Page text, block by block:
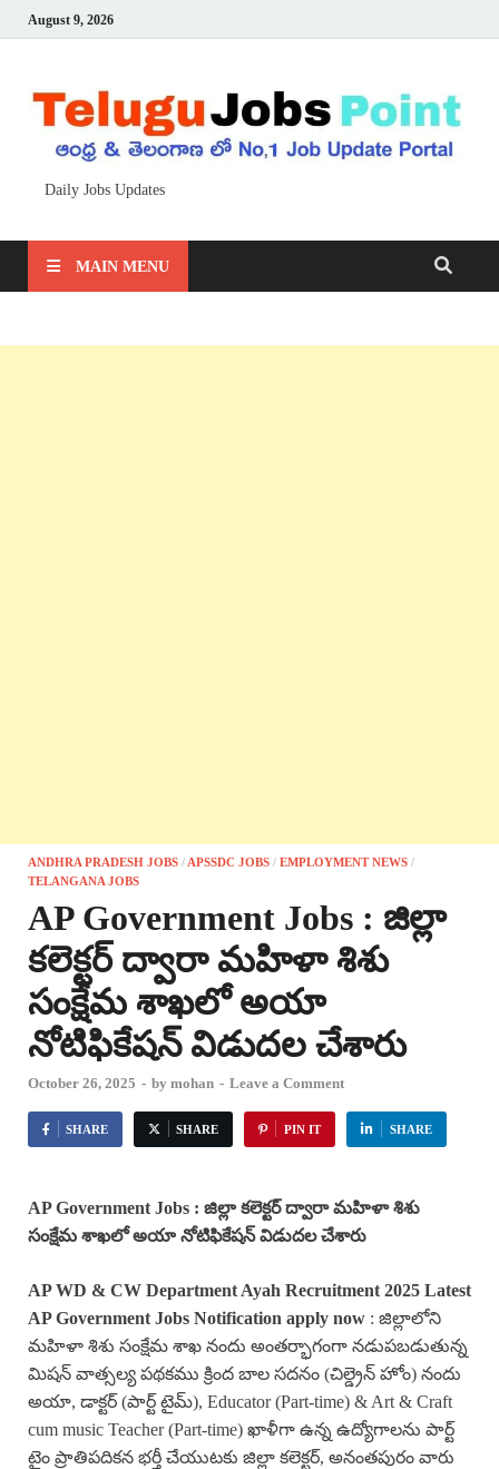
August 9, 2026
Daily Jobs Updates
MAIN MENU
ANDHRA PRADESH JOBS / APSSDC JOBS / EMPLOYMENT NEWS /
TELANGANA JOBS
AP Government Jobs : జిల్లా
కలెక్టర్ ద్వారా మహిళా శిశు
సంక్షేమ శాఖలో అయా
నోటిఫికేషన్ విడుదల చేశారు
October 26, 2025 - by mohan - Leave a Comment
SHARE SHARE PIN IT SHARE
AP Government Jobs : జిల్లా కలెక్టర్ ద్వారామహిళా శిశు
సంక్షేమ శాఖలో అయా నోటిఫికేషన్ విడుదల చేశారు
AP WD & CW Department Ayah Recruitment 2025 Latest
AP Government Jobs Notification apply now : జిల్లాలోని
మహిళా శిశు సంక్షేమ శాఖ నందు అంతర్భాగంగా నడుపబడుతున్న
మిషన్ వాత్సల్య పథకము క్రింద బాల సదనం (చిల్డ్రెన్ హోం) నందు
అయా, డాక్టర్ (పార్ట్ టైమ్), Educator (Part-time) & Art & Craft
cum music Teacher (Part-time) ఖాళీగా ఉన్న ఉద్యోగాలను పార్ట్
టైం ప్రాతిపదికన భర్తీ చేయుటకు జిల్లా కలెక్టర్, అనంతపురం వారు